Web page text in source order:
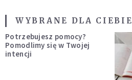
WYBRANE DLA CIEBIE
Potrzebujesz pomocy?
Pomodlimy się w Twojej
intencji